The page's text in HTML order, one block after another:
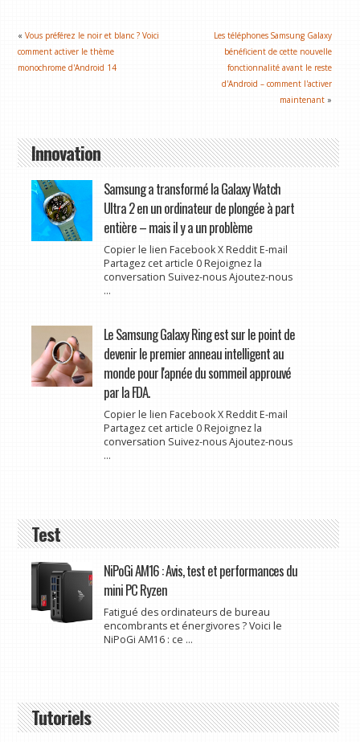
«Vous préférez le noir et blanc ? Voici
comment activer le thème
monochrome d'Android 14
Les téléphones Samsung Galaxy
bénéficient de cette nouvelle
fonctionnalité avant le reste
d'Android – comment l'activer
maintenant »
Innovation
Samsung a transformé la Galaxy Watch
Ultra 2 en un ordinateur de plongée à part
entière – mais il y a un problème
Copier le lien Facebook X Reddit E-mail
Partagez cet article 0 Rejoignez la
conversation Suivez-nous Ajoutez-nous
...
Le Samsung Galaxy Ring est sur le point de
devenir le premier anneau intelligent au
monde pour l'apnée du sommeil approuvé
par la FDA.
Copier le lien Facebook X Reddit E-mail
Partagez cet article 0 Rejoignez la
conversation Suivez-nous Ajoutez-nous
...
Test
NiPoGi AM16 : Avis, test et performances du
mini PC Ryzen
Fatigué des ordinateurs de bureau
encombrants et énergivores ? Voici le
NiPoGi AM16 : ce ...
Tutoriels